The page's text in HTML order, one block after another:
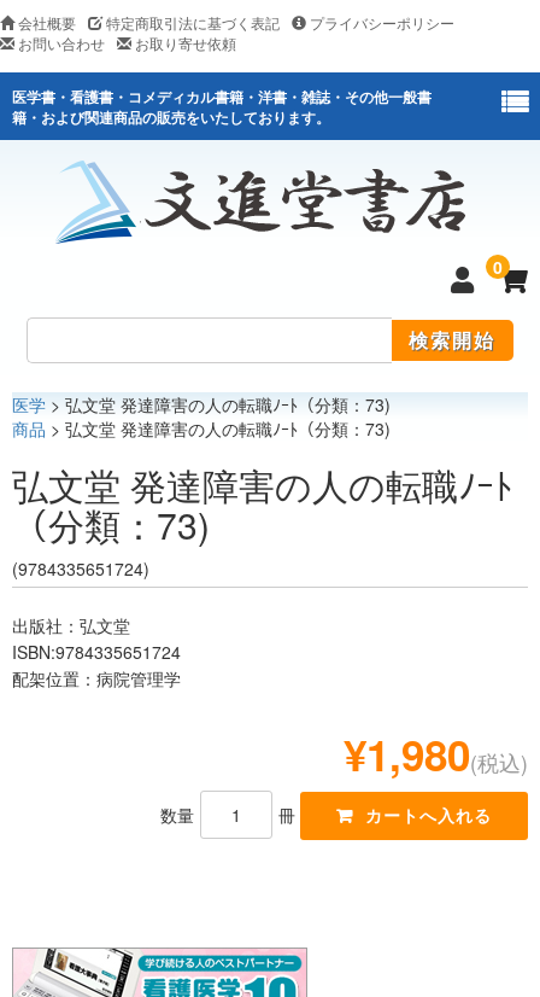
会社概要 特定商取引法に基づく表記
プライバシーポリシー
お問い合わせ
お取り寄せ依頼
医学書・看護書・コメディカル書籍・洋書・雑誌・その他一般書
籍・および関連商品の販売をいたしております。
0
医学
医薬関連
レジデント
医学 > 弘文堂 発達障害の人の転職ﾉｰﾄ（分類：73)
商品 > 弘文堂 発達障害の人の転職ﾉｰﾄ（分類：73)
弘文堂 発達障害の人の転職ﾉｰﾄ
（分類：73)
(9784335651724)
出版社：弘文堂
ISBN:9784335651724
配架位置：病院管理学
¥1,980(税込)
数量 冊